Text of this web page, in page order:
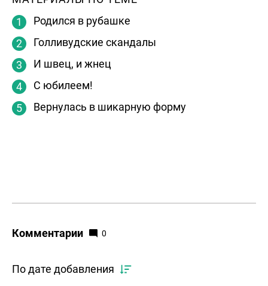
Родился в рубашке
Голливудские скандалы
И швец, и жнец
С юбилеем!
Вернулась в шикарную форму
Комментарии 0
По дате добавления